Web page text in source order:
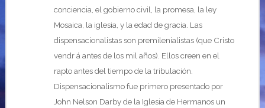
conciencia, el gobierno civil, la promesa, la ley
Mosaica, la iglesia, y la edad de gracia. Las
dispensacionalistas son premilenialistas (que Cristo
vendr á antes de los mil años). Ellos creen en el
rapto antes del tiempo de la tribulación.
Dispensacionalismo fue primero presentado por
John Nelson Darby de la Iglesia de Hermanos un